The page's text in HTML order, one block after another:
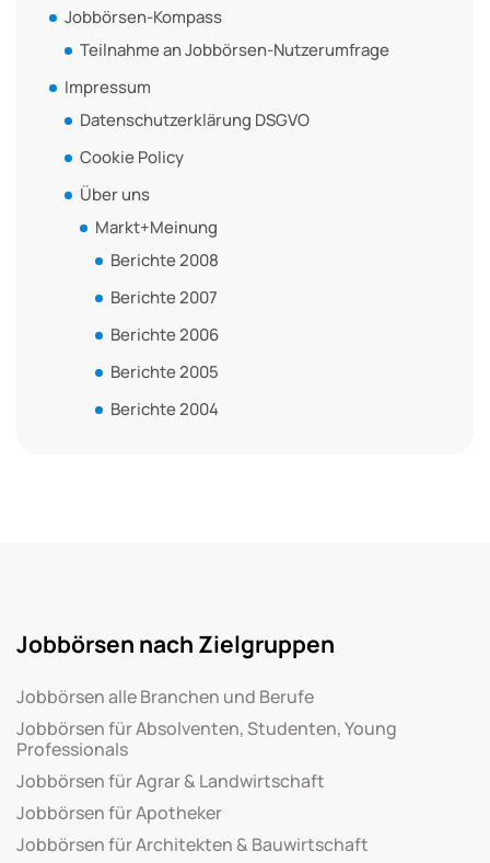
Jobbörsen-Kompass
Teilnahme an Jobbörsen-Nutzerumfrage
Impressum
Datenschutzerklärung DSGVO
Cookie Policy
Über uns
Markt+Meinung
Berichte 2008
Berichte 2007
Berichte 2006
Berichte 2005
Berichte 2004
Jobbörsen nach Zielgruppen
Jobbörsen alle Branchen und Berufe
Jobbörsen für Absolventen, Studenten, Young
Professionals
Jobbörsen für Agrar & Landwirtschaft
Jobbörsen für Apotheker
Jobbörsen für Architekten & Bauwirtschaft